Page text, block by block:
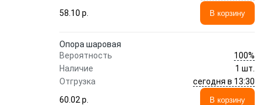
58.10 p.
В корзину
Опора шаровая
Вероятность
100%
Наличие
1 шт.
Отгрузка
сегодня в 13:30
60.02 p.
В корзину